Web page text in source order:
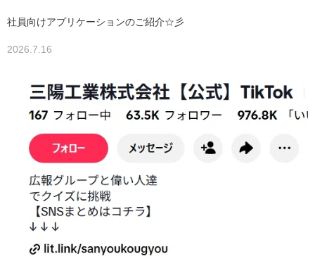
社員向けアプリケーションのご紹介☆彡
2026.7.16